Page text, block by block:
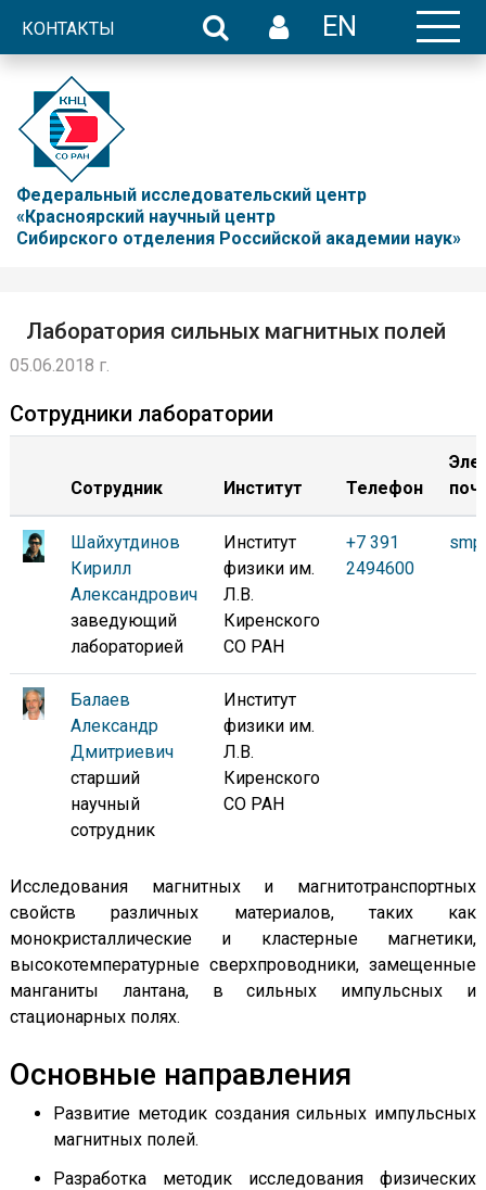
КОНТАКТЫ EN
Федеральный исследовательский центр
«Красноярский научный центр
Сибирского отделения Российской академии наук»
Лаборатория сильных магнитных полей
05.06.2018 г.
Сотрудники лаборатории
Сотрудник Институт Телефон
Шайхутдинов
Кирилл
Александрович
заведующий
лабораторией
Институт
физики им.
Л.В.
Киренского
СО РАН
+7 391
2494600
Балаев
Александр
Дмитриевич
старший
научный
сотрудник
Институт
физики им.
Л.В.
Киренского
СО РАН
Исследования магнитных и магнитотранспортных
свойств различных материалов, таких как
монокристаллические и кластерные магнетики,
высокотемпературные сверхпроводники, замещенные
манганиты лантана, в сильных импульсных и
стационарных полях.
Основные направления
Развитие методик создания сильных импульсных
магнитных полей.
Разработка методик исследования физических